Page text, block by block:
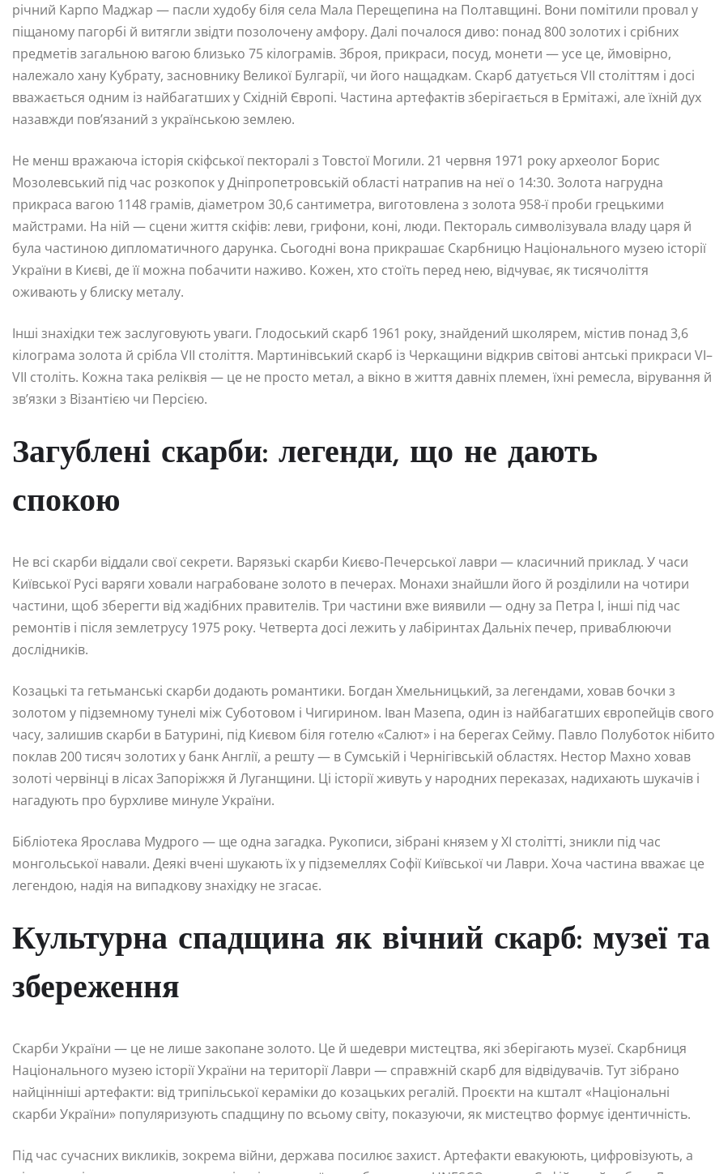
річний Карпо Маджар — пасли худобу біля села Мала Перещепина на Полтавщині. Вони помітили провал у
піщаному пагорбі й витягли звідти позолочену амфору. Далі почалося диво: понад 800 золотих і срібних
предметів загальною вагою близько 75 кілограмів. Зброя, прикраси, посуд, монети — усе це, ймовірно,
належало хану Кубрату, засновнику Великої Булгарії, чи його нащадкам. Скарб датується VII століттям і досі
вважається одним із найбагатших у Східній Європі. Частина артефактів зберігається в Ермітажі, але їхній дух
назавжди пов’язаний з українською землею.
Не менш вражаюча історія скіфської пекторалі з Товстої Могили. 21 червня 1971 року археолог Борис
Мозолевський під час розкопок у Дніпропетровській області натрапив на неї о 14:30. Золота нагрудна
прикраса вагою 1148 грамів, діаметром 30,6 сантиметра, виготовлена з золота 958-ї проби грецькими
майстрами. На ній — сцени життя скіфів: леви, грифони, коні, люди. Пектораль символізувала владу царя й
була частиною дипломатичного дарунка. Сьогодні вона прикрашає Скарбницю Національного музею історії
України в Києві, де її можна побачити наживо. Кожен, хто стоїть перед нею, відчуває, як тисячоліття
оживають у блиску металу.
Інші знахідки теж заслуговують уваги. Глодоський скарб 1961 року, знайдений школярем, містив понад 3,6
кілограма золота й срібла VII століття. Мартинівський скарб із Черкащини відкрив світові антські прикраси VI–
VII століть. Кожна така реліквія — це не просто метал, а вікно в життя давніх племен, їхні ремесла, вірування й
зв’язки з Візантією чи Персією.
Загублені скарби: легенди, що не дають
спокою
Не всі скарби віддали свої секрети. Варязькі скарби Києво-Печерської лаври — класичний приклад. У часи
Київської Русі варяги ховали награбоване золото в печерах. Монахи знайшли його й розділили на чотири
частини, щоб зберегти від жадібних правителів. Три частини вже виявили — одну за Петра I, інші під час
ремонтів і після землетрусу 1975 року. Четверта досі лежить у лабіринтах Дальніх печер, приваблюючи
дослідників.
Козацькі та гетьманські скарби додають романтики. Богдан Хмельницький, за легендами, ховав бочки з
золотом у підземному тунелі між Суботовом і Чигирином. Іван Мазепа, один із найбагатших європейців свого
часу, залишив скарби в Батурині, під Києвом біля готелю «Салют» і на берегах Сейму. Павло Полуботок нібито
поклав 200 тисяч золотих у банк Англії, а решту — в Сумській і Чернігівській областях. Нестор Махно ховав
золоті червінці в лісах Запоріжжя й Луганщини. Ці історії живуть у народних переказах, надихають шукачів і
нагадують про бурхливе минуле України.
Бібліотека Ярослава Мудрого — ще одна загадка. Рукописи, зібрані князем у XI столітті, зникли під час
монгольської навали. Деякі вчені шукають їх у підземеллях Софії Київської чи Лаври. Хоча частина вважає це
легендою, надія на випадкову знахідку не згасає.
Культурна спадщина як вічний скарб: музеї та
збереження
Скарби України — це не лише закопане золото. Це й шедеври мистецтва, які зберігають музеї. Скарбниця
Національного музею історії України на території Лаври — справжній скарб для відвідувачів. Тут зібрано
найцінніші артефакти: від трипільської кераміки до козацьких регалій. Проєкти на кшталт «Національні
скарби України» популяризують спадщину по всьому світу, показуючи, як мистецтво формує ідентичність.
Під час сучасних викликів, зокрема війни, держава посилює захист. Артефакти евакуюють, цифровізують, а